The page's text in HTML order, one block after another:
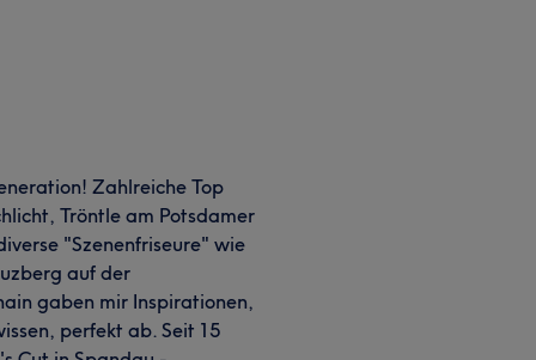
Zahlreiche Top
Tröntle am Potsdamer
"Szenenfriseure" wie
auf der
gaben mir Inspirationen,
perfekt ab. Seit 15